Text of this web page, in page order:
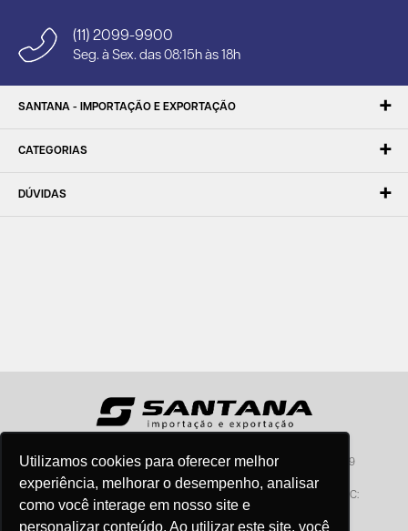
Utilizamos cookies para oferecer melhor
experiência, melhorar o desempenho, analisar
como você interage em nosso site e
personalizar conteúdo. Ao utilizar este site, você
(11) 2099-9900
Seg. à Sex. das 08:15h às 18h
SANTANA - IMPORTAÇÃO E EXPORTAÇÃO
CATEGORIAS
DÚVIDAS
Santana - Importação e Exportação - CNPJ:57.464.653/0001-49
Atendimento por telefone: dias úteis, das 08:15hs às 18:00hs
SAC:
sac@santanaimport.com.br